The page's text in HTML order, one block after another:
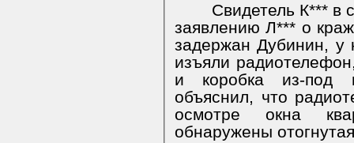
Свидетель К*** в
заявлению Л*** о
задержан Дубинин, у
изъяли
и коробка из-под
объяснил, что
осмотре окна
обнаружены